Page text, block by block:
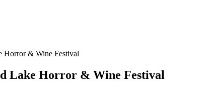
Horror & Wine Festival
Lake Horror & Wine Festival